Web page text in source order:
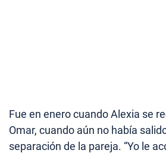
Fue en enero cuando Alexia se
Omar, cuando aún no había
separación de la pareja. “Yo le